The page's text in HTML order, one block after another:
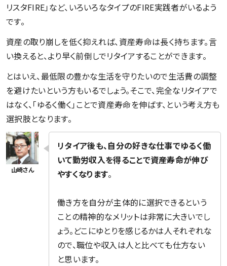
リスタFIRE」など、いろいろなタイプのFIRE実践者がいるよう
です。
資産の取り崩しを低く抑えれば、資産寿命は長く持ちます。言
い換えると、より早く前倒しでリタイアすることができます。
とはいえ、最低限の豊かな生活を守りたいので生活費の調整
を避けたいという方もいるでしょう。そこで、完全なリタイアで
はなく、「ゆるく働く」ことで資産寿命を伸ばす、という考え方も
選択肢となります。
リタイア後も、自分の好きな仕事でゆるく働
いて勤労収入を得ることで資産寿命が伸び
やすくなります。
働き方を自分が主体的に選択できるという
ことの精神的なメリットは非常に大きいでし
ょう。どこにゆとりを感じるかは人それぞれな
ので、職位や収入は人と比べても仕方ない
と思います。